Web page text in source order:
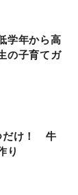
学年から高
の子育てガ
だけ！ 牛
り